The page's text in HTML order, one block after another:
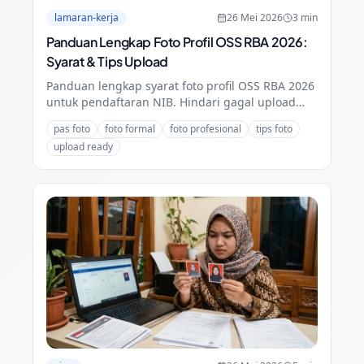
lamaran-kerja 26 Mei 2026 3 min
Panduan Lengkap Foto Profil OSS RBA 2026:
Syarat & Tips Upload
Panduan lengkap syarat foto profil OSS RBA 2026
untuk pendaftaran NIB. Hindari gagal upload
dengan mengikuti checklist teknis dan tips foto
profesional ini.
pas foto foto formal foto profesional
tips foto
upload ready